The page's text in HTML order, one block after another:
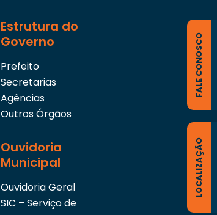
Estrutura do
Governo
Prefeito
Secretarias
Agências
Outros Órgãos
Ouvidoria
Municipal
Ouvidoria Geral
SIC – Serviço de
FALE CONOSCO
LOCALIZAÇÃO